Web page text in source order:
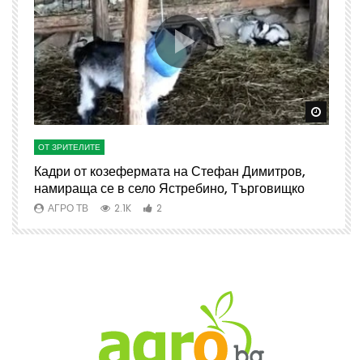
Watch Later Watch
ОТ ЗРИТЕЛИТЕ
Кадри от козефермата на Стефан Димитров,
намираща се в село Ястребино, Търговищко
АГРО ТВ 2.1K 2